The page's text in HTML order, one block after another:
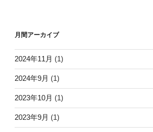
月間アーカイブ
2024年11月 (1)
2024年9月 (1)
2023年10月 (1)
2023年9月 (1)